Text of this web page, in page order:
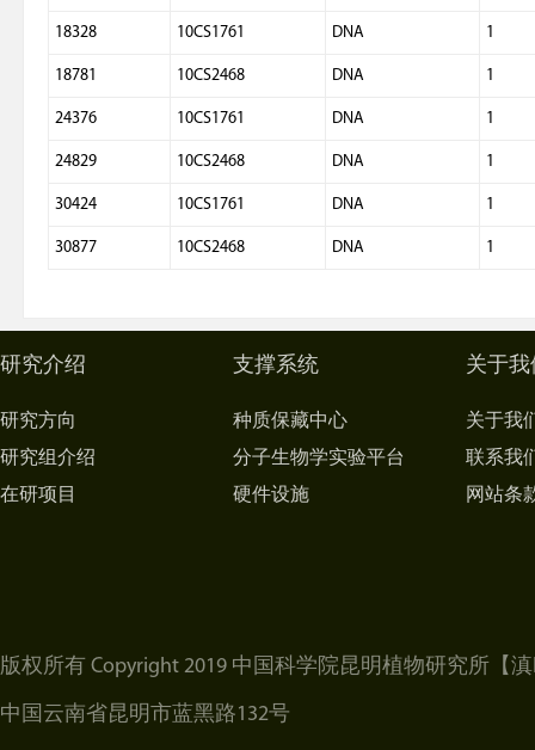
18328 10CS1761 DNA 1
18781 10CS2468 DNA 1
24376 10CS1761 DNA 1
24829 10CS2468 DNA 1
30424 10CS1761 DNA 1
30877 10CS2468 DNA 1
研究介绍
研究方向
研究组介绍
在研项目
支撑系统
种质保藏中心
分子生物学实验平台
硬件设施
关于我
关于我
联系我
网站条
版权所有 Copyright 2019 中国科学院昆明植物研究所 【
中国云南省昆明市蓝黑路132号